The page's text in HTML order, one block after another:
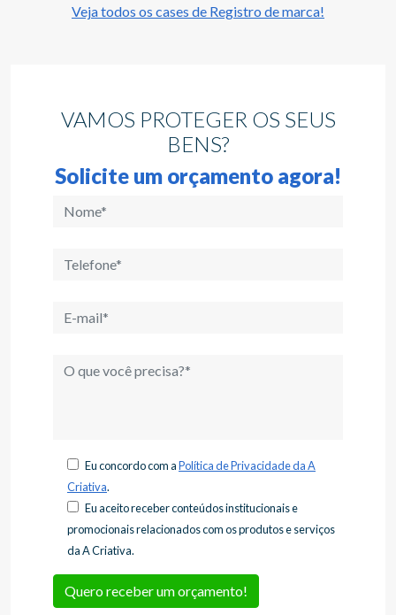
Registro de marca!
VAMOS PROTEGER OS SEUS
BENS?
Solicite um orçamento agora!
Eu concordo com aPolítica de Privacidade da A
Criativa.
Eu aceito receber conteúdos institucionais e
promocionais relacionados com os produtos e serviços
da A Criativa.